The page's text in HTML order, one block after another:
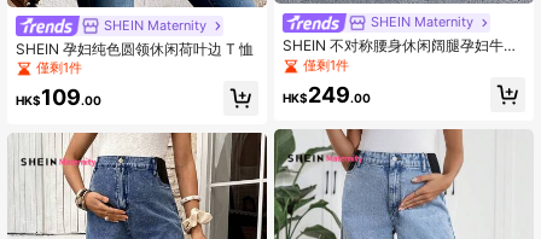
SHEIN Maternity
SHEIN 孕妇纯色圆领休闲荷叶边 T 恤
僅剩1件
HK$109.00
SHEIN Maternity
SHEIN 不对称腰身休闲阔腿孕妇牛仔
裤，适合冬季、春季、圣诞节、新
年、感恩节、通勤、度假、毕业典礼
等场合，时尚百搭，可爱街头风，适
气牛仔阔腿牛仔裤，弹性腰带，棉质
亲肤，宽松版型，蓝色牛仔裤，透气
舒适，休闲直筒，简约百搭。
僅剩1件
HK$249.00